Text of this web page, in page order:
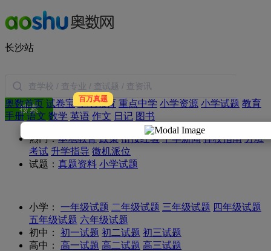
长沙站
搜索
奥数首页 试卷宝 百万真题
本地教育 重点中学 小学资源 小学试题 教育
手册 语文 数学 英语 作文 日记 图书
热门：本地教育 政策 衔接经验 中学新闻 择校指南 分班
考试 升学指导 微机派位
试题： 真题资料 小学试题
小学： 一年级试题 二年级试题 三年级试题 四年级试题
五年级试题 六年级试题
初中：
初一试题 初二试题 初三试题
高中：
高一试题 高二试题 高三试题